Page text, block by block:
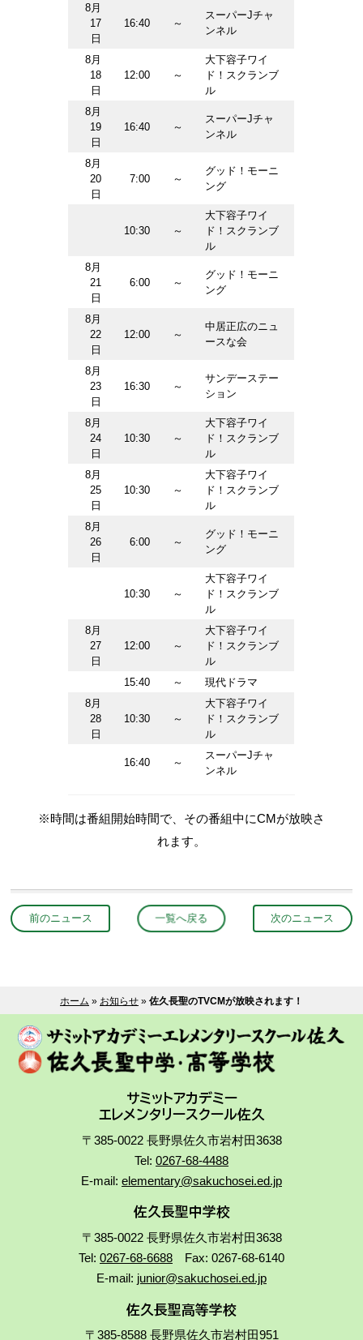
8月
17
日
16:40 ～
スーパーJチャ
ンネル
8月
18
日
12:00 ～
大下容子ワイ
ド！スクランブ
ル
8月
19
日
16:40 ～
スーパーJチャ
ンネル
8月
20
日
7:00 ～
グッド！モーニ
ング
10:30 ～
大下容子ワイ
ド！スクランブ
ル
8月
21
日
6:00 ～
グッド！モーニ
ング
8月
22
日
12:00 ～
中居正広のニュ
ースな会
8月
23
日
16:30 ～
サンデーステー
ション
8月
24
日
10:30 ～
大下容子ワイ
ド！スクランブ
ル
8月
25
日
10:30 ～
大下容子ワイ
ド！スクランブ
ル
8月
26
日
6:00 ～
グッド！モーニ
ング
10:30 ～
大下容子ワイ
ド！スクランブ
ル
8月
27
日
12:00 ～
大下容子ワイ
ド！スクランブ
ル
15:40
～
現代ドラマ
8月
28
日
10:30 ～
大下容子ワイ
ド！スクランブ
ル
16:40 ～
スーパーJチャ
ンネル
※時間は番組開始時間で、その番組中にCMが放映さ
れます。
前のニュース 一覧へ戻る 次のニュース
ホーム » お知らせ » 佐久長聖のTVCMが放映されます！
サミットアカデミー
エレメンタリースクール佐久
〒385-0022 長野県佐久市岩村田3638
Tel: 0267-68-4488
E-mail: elementary@sakuchosei.ed.jp
佐久長聖中学校
〒385-0022 長野県佐久市岩村田3638
Tel: 0267-68-6688 Fax: 0267-68-6140
E-mail: junior@sakuchosei.ed.jp
佐久長聖高等学校
〒385-8588 長野県佐久市岩村田951